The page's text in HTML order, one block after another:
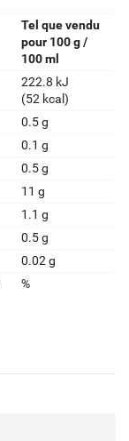
Tel que vendu
pour 100 g /
100 ml
222.8 kJ
(52 kcal)
0.5 g
0.1 g
0.5 g
11 g
1.1 g
0.5 g
0.02 g
%